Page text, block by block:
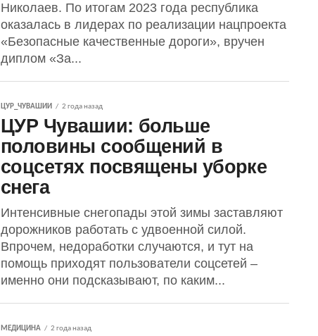
Николаев. По итогам 2023 года республика
оказалась в лидерах по реализации нацпроекта
«Безопасные качественные дороги», вручен
диплом «За...
ЦУР_ЧУВАШИИ 2 года назад
ЦУР Чувашии: больше
половины сообщений в
соцсетях посвящены уборке
снега
Интенсивные снегопады этой зимы заставляют
дорожников работать с удвоенной силой.
Впрочем, недоработки случаются, и тут на
помощь приходят пользователи соцсетей –
именно они подсказывают, по каким...
МЕДИЦИНА 2 года назад